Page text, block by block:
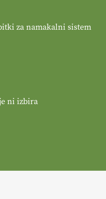
@EUAgri #IMCAP #CAP
– naravna pot do zdravih tal
#IMCAP #CAP
VEČ
#CAP
za namakalni sistem
ni izbira